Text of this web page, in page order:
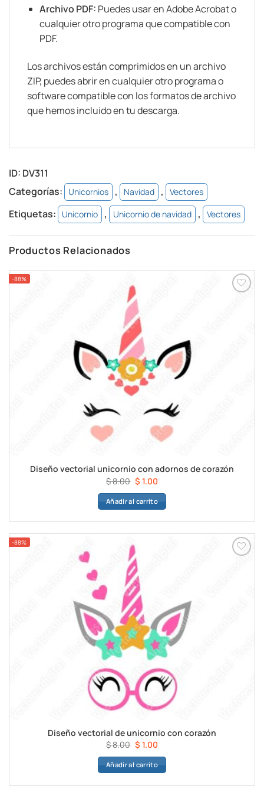
Archivo PDF: Puedes usar en Adobe Acrobat o
cualquier otro programa que compatible con
PDF.
Los archivos están comprimidos en un archivo
ZIP, puedes abrir en cualquier otro programa o
software compatible con los formatos de archivo
que hemos incluido en tu descarga.
ID: DV311
Categorías:
Unicornios , Navidad , Vectores
Etiquetas: Unicornio , Unicornio de navidad , Vectores
Productos Relacionados
-88%
Diseño vectorial unicornio con adornos de corazón
$8.00 El
precio
original
$ 8.00.
$ 1.00El
precio
actual
$ 1.00.
Añadir al carrito
-88%
Diseño vectorial de unicornio con corazón
$8.00 El
precio
original
$ 8.00.
$ 1.00El
precio
actual
$ 1.00.
Añadir al carrito